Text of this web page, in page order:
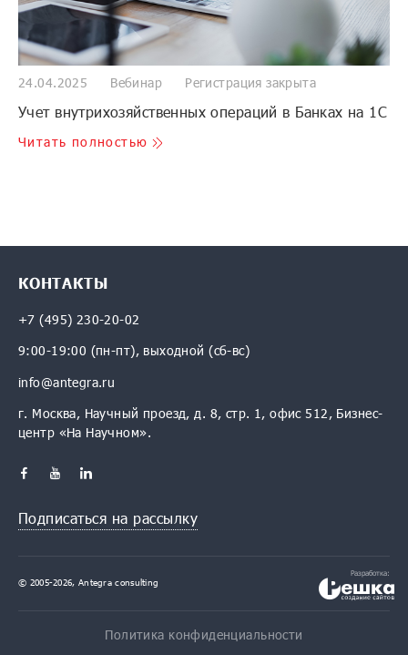
24.04.2025 Вебинар Регистрация закрыта
Учет внутрихозяйственных операций в Банках на 1С
Читать полностью
КОНТАКТЫ
+7 (495) 230-20-02
9:00-19:00 (пн-пт), выходной (сб-вс)
info@antegra.ru
г. Москва, Научный проезд, д. 8, стр. 1, офис 512, Бизнес-
центр «На Научном».
Подписаться на рассылку
© 2005-2026, Antegra consulting
Разработка:
Политика конфиденциальности